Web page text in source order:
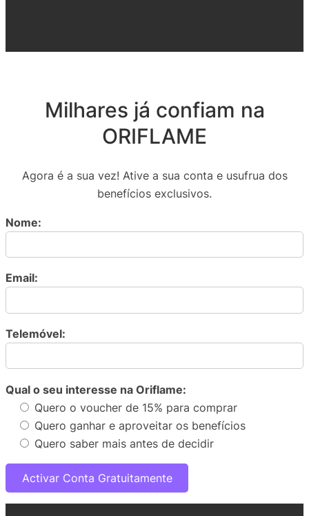
Milhares já confiam na
ORIFLAME
Agora é a sua vez! Ative a sua conta e usufrua dos
benefícios exclusivos.
Nome:
Email:
Telemóvel:
Qual o seu interesse na Oriflame:
Quero o voucher de 15% para comprar
Quero ganhar e aproveitar os benefícios
Quero saber mais antes de decidir